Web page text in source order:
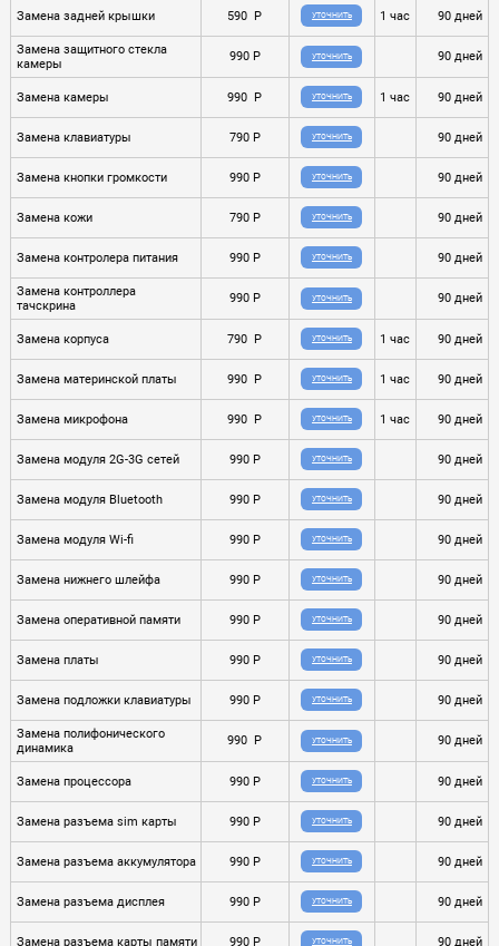
Замена задней крышки 590 P УТОЧНИТЬ 1 час 90 дней
Замена защитного стекла
камеры
990 P УТОЧНИТЬ 90 дней
Замена камеры 990 P УТОЧНИТЬ 1 час 90 дней
Замена клавиатуры 790 P УТОЧНИТЬ 90 дней
Замена кнопки громкости 990 P УТОЧНИТЬ 90 дней
Замена кожи 790 P УТОЧНИТЬ 90 дней
Замена контролера питания 990 P УТОЧНИТЬ 90 дней
Замена контроллера
тачскрина
990 P УТОЧНИТЬ 90 дней
Замена корпуса 790 P УТОЧНИТЬ 1 час 90 дней
Замена материнской платы 990 P УТОЧНИТЬ 1 час 90 дней
Замена микрофона 990 P УТОЧНИТЬ 1 час 90 дней
Замена модуля 2G-3G сетей 990 P УТОЧНИТЬ 90 дней
Замена модуля Bluetooth 990 P УТОЧНИТЬ 90 дней
Замена модуля Wi-fi 990 P УТОЧНИТЬ 90 дней
Замена нижнего шлейфа 990 P УТОЧНИТЬ 90 дней
Замена оперативной памяти 990 P УТОЧНИТЬ 90 дней
Замена платы 990 P УТОЧНИТЬ 90 дней
Замена подложки клавиатуры 990 P УТОЧНИТЬ 90 дней
Замена полифонического
динамика
990 P УТОЧНИТЬ 90 дней
Замена процессора 990 P УТОЧНИТЬ 90 дней
Замена разъема sim карты 990 P УТОЧНИТЬ 90 дней
Замена разъема аккумулятора 990 P УТОЧНИТЬ 90 дней
Замена разъема дисплея 990 P УТОЧНИТЬ 90 дней
Замена разъема карты памяти 990 P УТОЧНИТЬ 90 дней